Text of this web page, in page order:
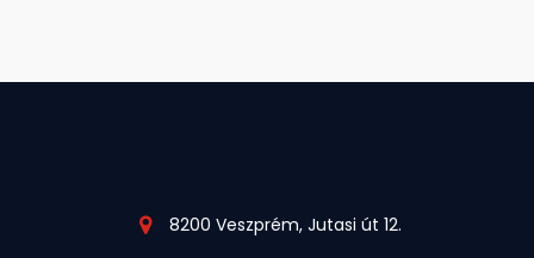
8200 Veszprém, Jutasi út 12.